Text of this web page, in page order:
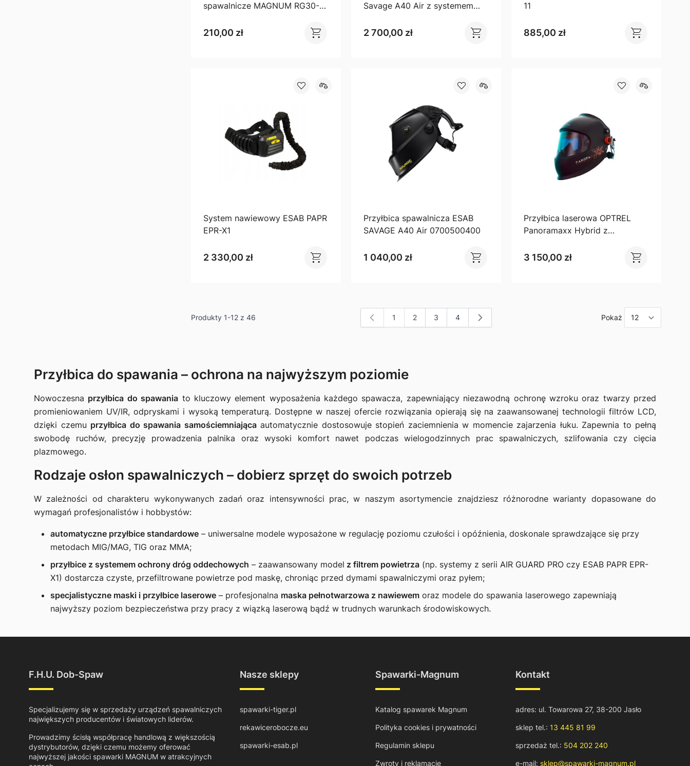
spawalnicze MAGNUM RG30-
210,00 zł
Savage A40 Air z systemem
2 700,00 zł
11
885,00 zł
System nawiewowy ESAB PAPR
EPR-X1
2 330,00 zł
Przyłbica spawalnicza ESAB
SAVAGE A40 Air 0700500400
1 040,00 zł
Przyłbica laserowa OPTREL
Panoramaxx Hybrid z
samościemniającym
3 150,00 zł
Produkty 1-12 z 46 Aktualnie czytasz stronę
1 Strona
2 Strona
3 Strona
4 Pokaż
Przyłbica do spawania – ochrona na najwyższym poziomie
Nowoczesna przyłbica do spawania to kluczowy element wyposażenia każdego spawacza, zapewniający niezawodną ochronę wzroku oraz twarzy przed
promieniowaniem UV/IR, odpryskami i wysoką temperaturą. Dostępne w naszej ofercie rozwiązania opierają się na zaawansowanej technologii filtrów LCD,
dzięki czemu przyłbica do spawania samościemniającaautomatycznie dostosowuje stopień zaciemnienia w momencie zajarzenia łuku. Zapewnia to pełną
swobodę ruchów, precyzję prowadzenia palnika oraz wysoki komfort nawet podczas wielogodzinnych prac spawalniczych, szlifowania czy cięcia
plazmowego.
Rodzaje osłon spawalniczych – dobierz sprzęt do swoich potrzeb
W zależności od charakteru wykonywanych zadań oraz intensywności prac, w naszym asortymencie znajdziesz różnorodne warianty dopasowane do
wymagań profesjonalistów i hobbystów:
automatyczne przyłbice standardowe – uniwersalne modele wyposażone w regulację poziomu czułości i opóźnienia, doskonale sprawdzające się przy
metodach MIG/MAG, TIG oraz MMA;
przyłbice z systemem ochrony dróg oddechowych – zaawansowany model z filtrem powietrza (np. systemy z serii AIR GUARD PRO czy ESAB PAPR EPR-
X1) dostarcza czyste, przefiltrowane powietrze pod maskę, chroniąc przed dymami spawalniczymi oraz pyłem;
specjalistyczne maski i przyłbice laserowe – profesjonalna maska pełnotwarzowa z nawiewem oraz modele do spawania laserowego zapewniają
najwyższy poziom bezpieczeństwa przy pracy z wiązką laserową bądź w trudnych warunkach środowiskowych.
F.H.U. Dob-Spaw
Specjalizujemy się w sprzedaży urządzeń spawalniczych
największych producentów i światowych liderów.
Prowadzimy ścisłą współpracę handlową z większością
dystrybutorów, dzięki czemu możemy oferować
najwyższej jakości spawarki MAGNUM w atrakcyjnych
Nasze sklepy
spawarki-tiger.pl
rekawicerobocze.eu
spawarki-esab.pl
Spawarki-Magnum
Katalog spawarek Magnum
Polityka cookies i prywatności
Regulamin sklepu
Zwroty i reklamacje
Kontakt
adres: ul. Towarowa 27, 38-200 Jasło
sklep tel.: 13 445 81 99
sprzedaż tel.: 504 202 240
e-mail: sklep@spawarki-magnum.pl